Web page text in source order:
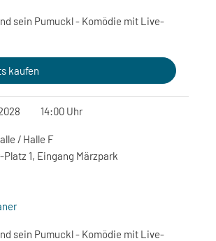
sein Pumuckl - Komödie mit Live-
kaufen
14:00 Uhr
/ Halle F
1, Eingang Märzpark
sein Pumuckl - Komödie mit Live-